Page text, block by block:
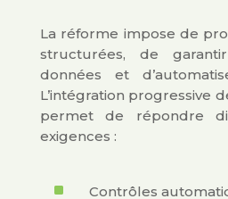
La réforme impose de
structurées, de
données et
L’intégration progressive
permet de répondre
exigences :
^
Contrôles